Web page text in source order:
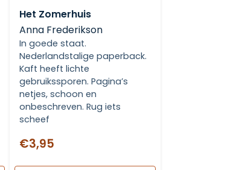
Het Zomerhuis
Anna Frederikson
In goede staat.
Nederlandstalige paperback.
Kaft heeft lichte
gebruikssporen. Pagina’s
netjes, schoon en
onbeschreven. Rug iets
scheef
€3,95